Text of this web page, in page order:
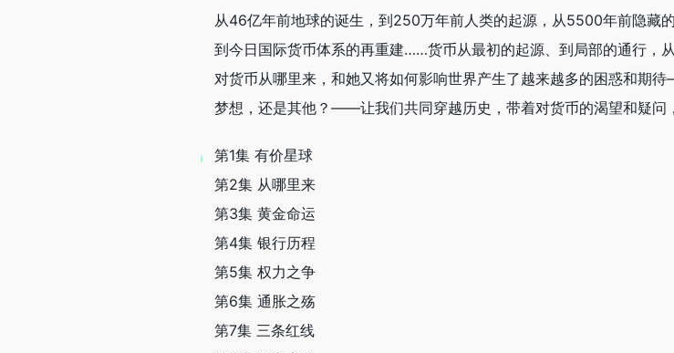
从46亿年前地球的诞生，到250万年前人类的起源，从5500年前隐藏
到今日国际货币体系的再重建……货币从最初的起源、到局部的通行，
对货币从哪里来，和她又将如何影响世界产生了越来越多的困惑和期
梦想，还是其他？——让我们共同穿越历史，带着对货币的渴望和疑
第1集 有价星球
第2集 从哪里来
第3集 黄金命运
第4集 银行历程
第5集 权力之争
第6集 通胀之殇
第7集 三条红线